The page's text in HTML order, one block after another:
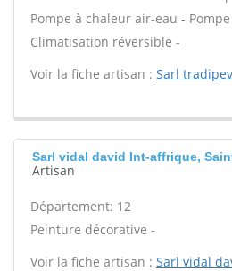
Pompe à chaleur air-eau -
Climatisation réversible -
Voir la fiche artisan : Sarl
Sarl vidal david Int-affrique,
Artisan
Département: 12
Peinture décorative -
Voir la fiche artisan : Sarl vidal